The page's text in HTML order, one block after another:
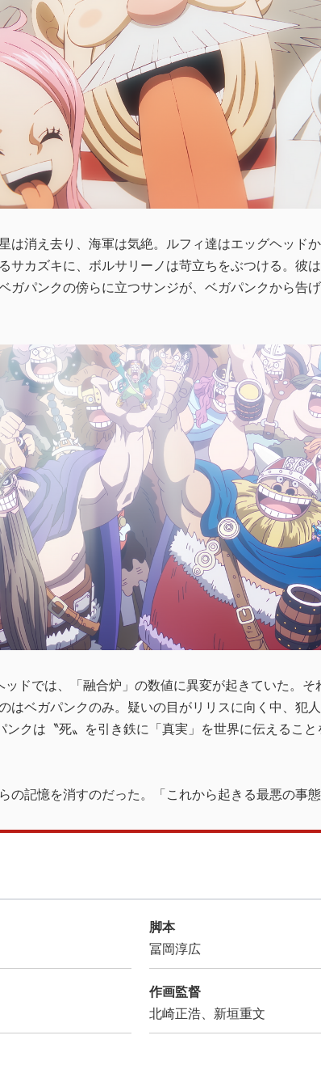
は消え去り、海軍は気絶。ルフィ達はエッグヘッド
サカズキに、ボルサリーノは苛立ちをぶつける。彼
ガパンクの傍らに立つサンジが、ベガパンクから告
ドでは、「融合炉」の数値に異変が起きていた。
はベガパンクのみ。疑いの目がリリスに向く中、犯
クは〝死〟を引き鉄に「真実」を世界に伝えるこ
の記憶を消すのだった。「これから起きる最悪の事
脚本
冨岡淳広
作画監督
北崎正浩、新垣重文